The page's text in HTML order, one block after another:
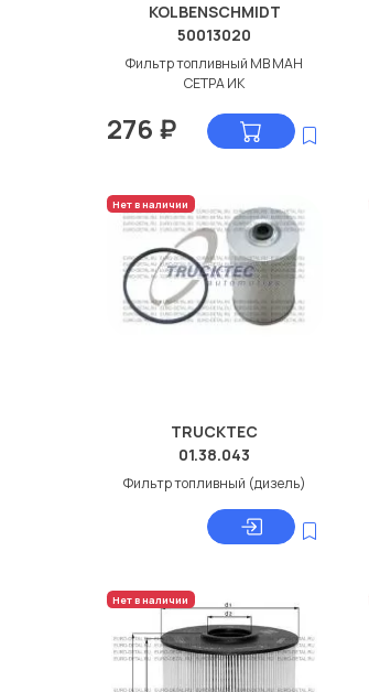
KOLBENSCHMIDT
50013020
Фильтр топливный МВ МАН
СЕТРА ИК
276 ₽
Нет в наличии
TRUCKTEC
01.38.043
Фильтр топливный (дизель)
Нет в наличии